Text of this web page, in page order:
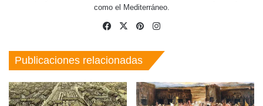
como el Mediterráneo.
Facebook
X Pinterest
Publicaciones relacionadas